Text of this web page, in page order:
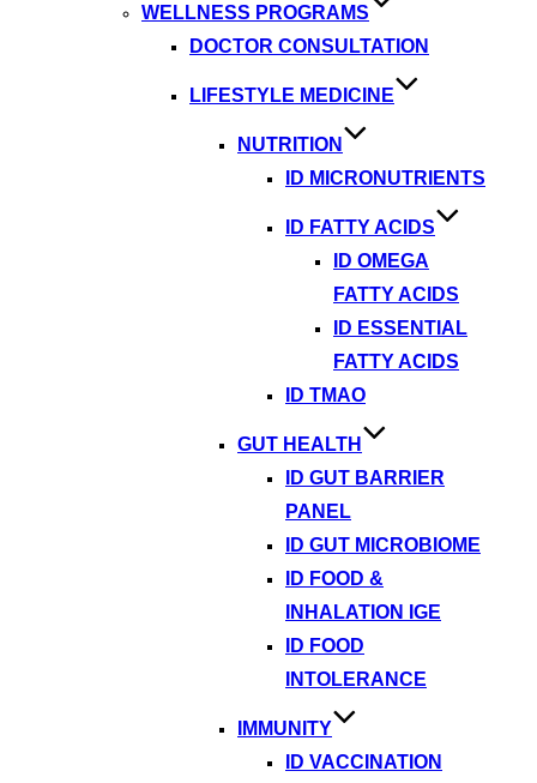
WELLNESS PROGRAMS
DOCTOR CONSULTATION
LIFESTYLE MEDICINE
NUTRITION
ID MICRONUTRIENTS
ID FATTY ACIDS
ID OMEGA
FATTY ACIDS
ID ESSENTIAL
FATTY ACIDS
ID TMAO
GUT HEALTH
ID GUT BARRIER
PANEL
ID GUT MICROBIOME
ID FOOD &
INHALATION IGE
ID FOOD
INTOLERANCE
IMMUNITY
ID VACCINATION